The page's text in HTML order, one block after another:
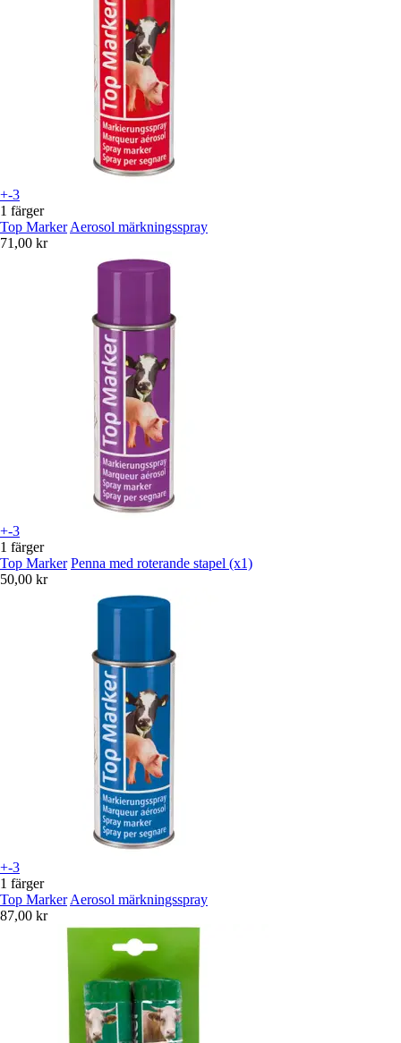
+-3
1 färger
Top Marker Aerosol märkningsspray
71,00 kr
+-3
1 färger
Top Marker Penna med roterande stapel (x1)
50,00 kr
+-3
1 färger
Top Marker Aerosol märkningsspray
87,00 kr